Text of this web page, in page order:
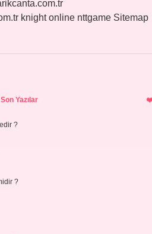
knight online nttgame Sitemap
Son Yazılar
?
?